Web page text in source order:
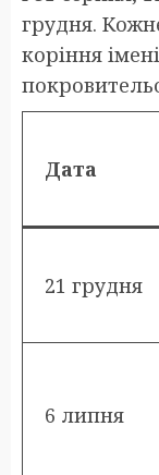
грудня.
коріння
Дата
21 грудня
6 липня